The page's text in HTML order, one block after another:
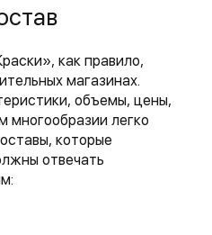
как правило,
магазинах.
объемы, цены,
многообразии легко
которые
отвечать